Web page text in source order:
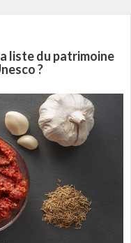
liste du patrimoine
?